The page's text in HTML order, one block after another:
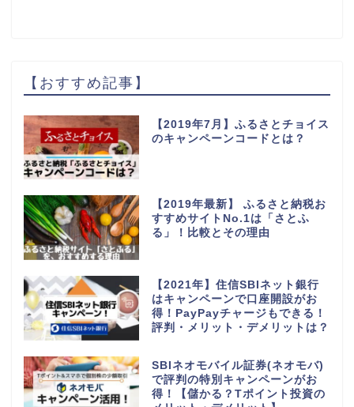
【おすすめ記事】
【2019年7月】ふるさとチョイス
のキャンペーンコードとは？
【2019年最新】 ふるさと納税お
すすめサイトNo.1は「さとふ
る」！比較とその理由
【2021年】住信SBIネット銀行
はキャンペーンで口座開設がお
得！PayPayチャージもできる！
評判・メリット・デメリットは？
SBIネオモバイル証券(ネオモバ)
で評判の特別キャンペーンがお
得！【儲かる？Tポイント投資の